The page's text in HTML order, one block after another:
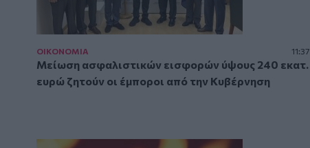
ΟΙΚΟΝΟΜΙΑ 11:37
Μείωση ασφαλιστικών εισφορών ύψους 240 εκατ.
ευρώ ζητούν οι έμποροι από την Κυβέρνηση